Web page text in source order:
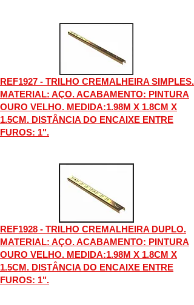
REF1927 - TRILHO CREMALHEIRA SIMPLES.
MATERIAL: AÇO. ACABAMENTO: PINTURA
OURO VELHO. MEDIDA:1.98M X 1.8CM X
1.5CM. DISTÂNCIA DO ENCAIXE ENTRE
FUROS: 1".
REF1928 - TRILHO CREMALHEIRA DUPLO.
MATERIAL: AÇO. ACABAMENTO: PINTURA
OURO VELHO. MEDIDA:1.98M X 1.8CM X
1.5CM. DISTÂNCIA DO ENCAIXE ENTRE
FUROS: 1".